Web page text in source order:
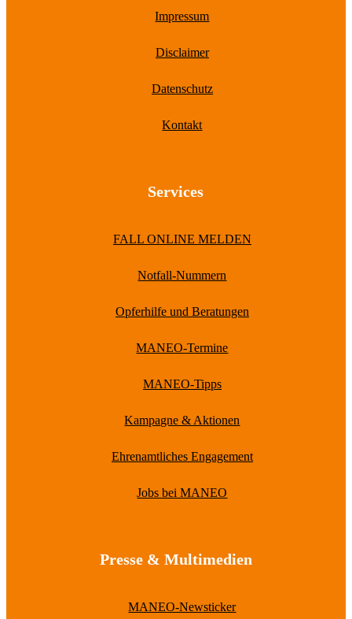
Impressum
Disclaimer
Datenschutz
Kontakt
Services
FALL ONLINE MELDEN
Notfall-Nummern
Opferhilfe und Beratungen
MANEO-Termine
MANEO-Tipps
Kampagne & Aktionen
Ehrenamtliches Engagement
Jobs bei MANEO
Presse & Multimedien
MANEO-Newsticker